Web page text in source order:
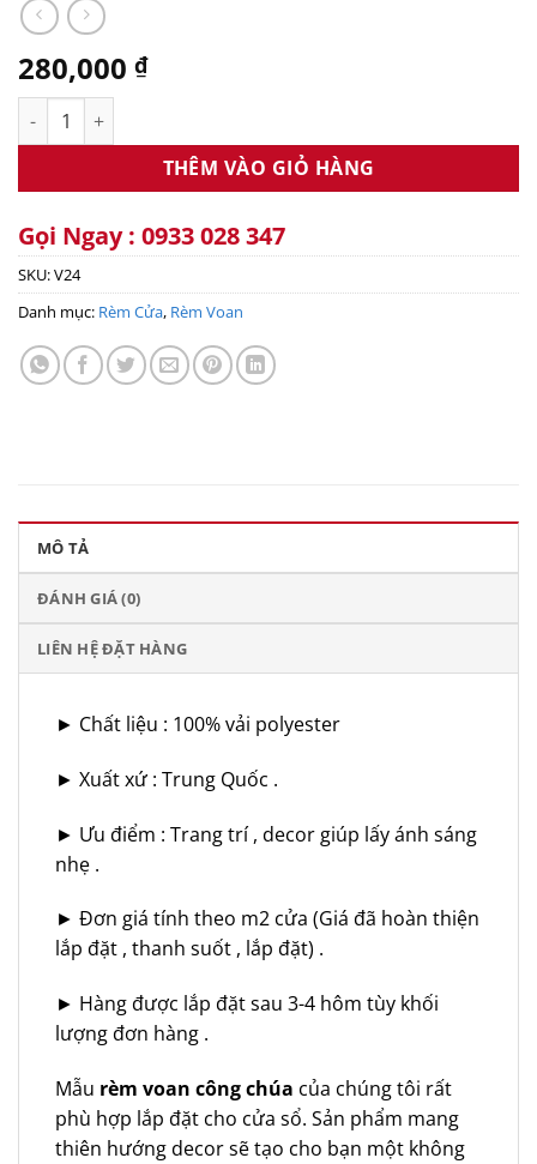
280,000 ₫
Rèm voan công chúa cho cửa sổ RV24 số lượng
THÊM VÀO GIỎ HÀNG
Gọi Ngay : 0933 028 347
SKU:V24
Danh mục: Rèm Cửa, Rèm Voan
MÔ TẢ
ĐÁNH GIÁ (0)
LIÊN HỆ ĐẶT HÀNG
► Chất liệu : 100% vải polyester
► Xuất xứ : Trung Quốc .
► Ưu điểm : Trang trí , decor giúp lấy ánh sáng
nhẹ .
► Đơn giá tính theo m2 cửa (Giá đã hoàn thiện
lắp đặt , thanh suốt , lắp đặt) .
► Hàng được lắp đặt sau 3-4 hôm tùy khối
lượng đơn hàng .
Mẫu rèm voan công chúa của chúng tôi rất
phù hợp lắp đặt cho cửa sổ. Sản phẩm mang
thiên hướng decor sẽ tạo cho bạn một không